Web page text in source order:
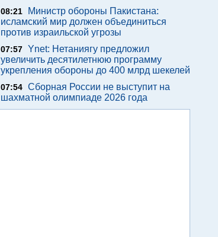
08:21
Министр обороны Пакистана:
исламский мир должен объединиться
против израильской угрозы
07:57 Ynet: Нетаниягу предложил
увеличить десятилетнюю программу
укрепления обороны до 400 млрд шекелей
07:54 Сборная России не выступит на
шахматной олимпиаде 2026 года